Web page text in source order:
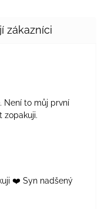
z 5 hvězdiček.
Není to můj první
zopakuji.
z 5 hvězdiček.
❤️ Syn nadšený